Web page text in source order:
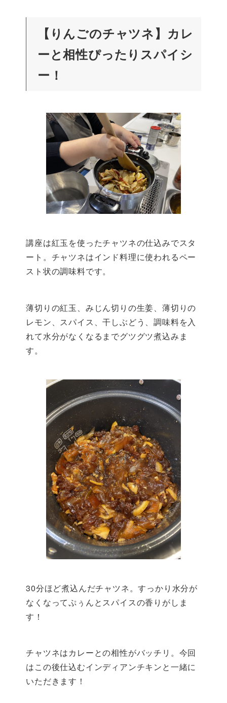
【りんごのチャツネ】カレ
ーと相性ぴったりスパイシ
ー！
講座は紅玉を使ったチャツネの仕込みでスタ
ート。チャツネはインド料理に使われるペー
スト状の調味料です。
薄切りの紅玉、みじん切りの生姜、薄切りの
レモン、スパイス、干しぶどう、調味料を入
れて水分がなくなるまでグツグツ煮込みま
す。
30分ほど煮込んだチャツネ。すっかり水分が
なくなってぷぅんとスパイスの香りがしま
す！
チャツネはカレーとの相性がバッチリ。今回
はこの後仕込むインディアンチキンと一緒に
いただきます！